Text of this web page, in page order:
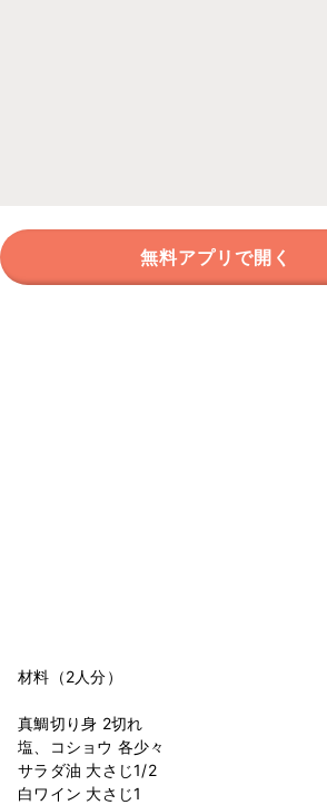
無料アプリで開く
材料（2人分）
真鯛切り身 2切れ
塩、コショウ 各少々
サラダ油 大さじ1/2
白ワイン 大さじ1